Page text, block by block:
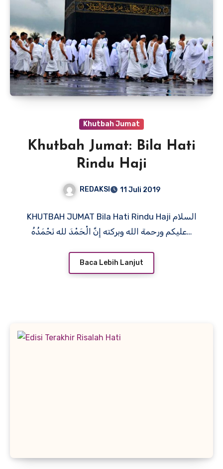
Khutbah Jumat
Khutbah Jumat: Bila Hati
Rindu Haji
REDAKSI 11 Juli 2019
KHUTBAH JUMAT Bila Hati Rindu Haji السلام
عليكم ورحمة الله وبركته إِنَّ الْحَمْدَ لله نَحْمَدُهُ…
Baca Lebih Lanjut